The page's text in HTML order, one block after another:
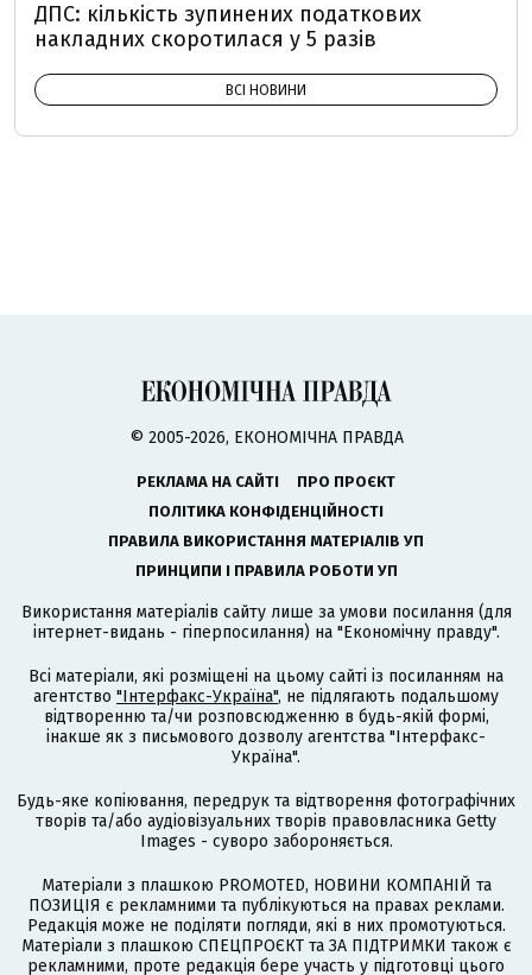
ДПС: кількість зупинених податкових
накладних скоротилася у 5 разів
ВСІ НОВИНИ
© 2005-2026, ЕКОНОМІЧНА ПРАВДА
РЕКЛАМА НА САЙТІ
ПРО ПРОЄКТ
ПОЛІТИКА КОНФІДЕНЦІЙНОСТІ
ПРАВИЛА ВИКОРИСТАННЯ МАТЕРІАЛІВ УП
ПРИНЦИПИ І ПРАВИЛА РОБОТИ УП
Використання матеріалів сайту лише за умови посилання (для
інтернет-видань - гіперпосилання) на "Економічну правду".
Всі матеріали, які розміщені на цьому сайті із посиланням на
агентство "Інтерфакс-Україна", не підлягають подальшому
відтворенню та/чи розповсюдженню в будь-якій формі,
інакше як з письмового дозволу агентства "Інтерфакс-
Україна".
Будь-яке копіювання, передрук та відтворення фотографічних
творів та/або аудіовізуальних творів правовласника Getty
Images - суворо забороняється.
Матеріали з плашкою PROMOTED, НОВИНИ КОМПАНІЙ та
ПОЗИЦІЯ є рекламними та публікуються на правах реклами.
Редакція може не поділяти погляди, які в них промотуються.
Матеріали з плашкою СПЕЦПРОЄКТ та ЗА ПІДТРИМКИ також є
рекламними, проте редакція бере участь у підготовці цього